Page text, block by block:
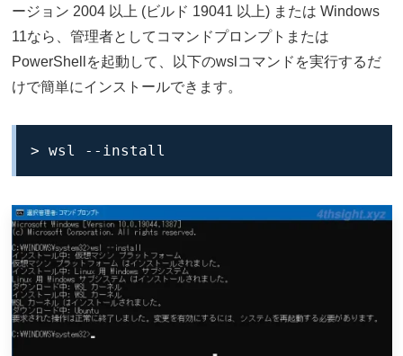
ージョン 2004 以上 (ビルド 19041 以上) または Windows
11なら、管理者としてコマンドプロンプトまたは
PowerShellを起動して、以下のwslコマンドを実行するだ
けで簡単にインストールできます。
> wsl --install